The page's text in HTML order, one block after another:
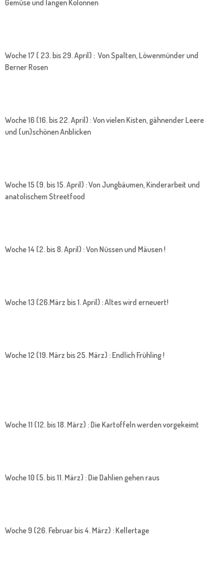
Gemüse und langen Kolonnen
Woche 17 ( 23. bis 29. April) : Von Spalten, Löwenmünder und
Berner Rosen
Woche 16 (16. bis 22. April) : Von vielen Kisten, gähnender Leere
und (un)schönen Anblicken
Woche 15 (9. bis 15. April) : Von Jungbäumen, Kinderarbeit und
anatolischem Streetfood
Woche 14 (2. bis 8. April) : Von Nüssen und Mäusen !
Woche 13 (26.März bis 1. April) : Altes wird erneuert!
Woche 12 (19. März bis 25. März) : Endlich Frühling !
Woche 11 (12. bis 18. März) : Die Kartoffeln werden vorgekeimt
Woche 10 (5. bis 11. März) : Die Dahlien gehen raus
Woche 9 (26. Februar bis 4. März) : Kellertage